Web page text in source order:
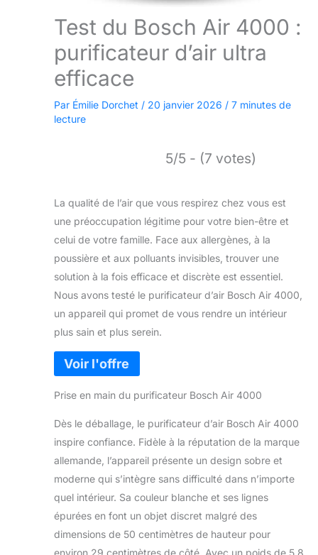
Test du Bosch Air 4000 :
purificateur d’air ultra
efficace
Par Émilie Dorchet / 20 janvier 2026 / 7 minutes de
lecture
5/5 - (7 votes)
La qualité de l’air que vous respirez chez vous est
une préoccupation légitime pour votre bien-être et
celui de votre famille. Face aux allergènes, à la
poussière et aux polluants invisibles, trouver une
solution à la fois efficace et discrète est essentiel.
Nous avons testé le purificateur d’air Bosch Air 4000,
un appareil qui promet de vous rendre un intérieur
plus sain et plus serein.
Prise en main du purificateur Bosch Air 4000
Dès le déballage, le purificateur d’air Bosch Air 4000
inspire confiance. Fidèle à la réputation de la marque
allemande, l’appareil présente un design sobre et
moderne qui s’intègre sans difficulté dans n’importe
quel intérieur. Sa couleur blanche et ses lignes
épurées en font un objet discret malgré des
dimensions de 50 centimètres de hauteur pour